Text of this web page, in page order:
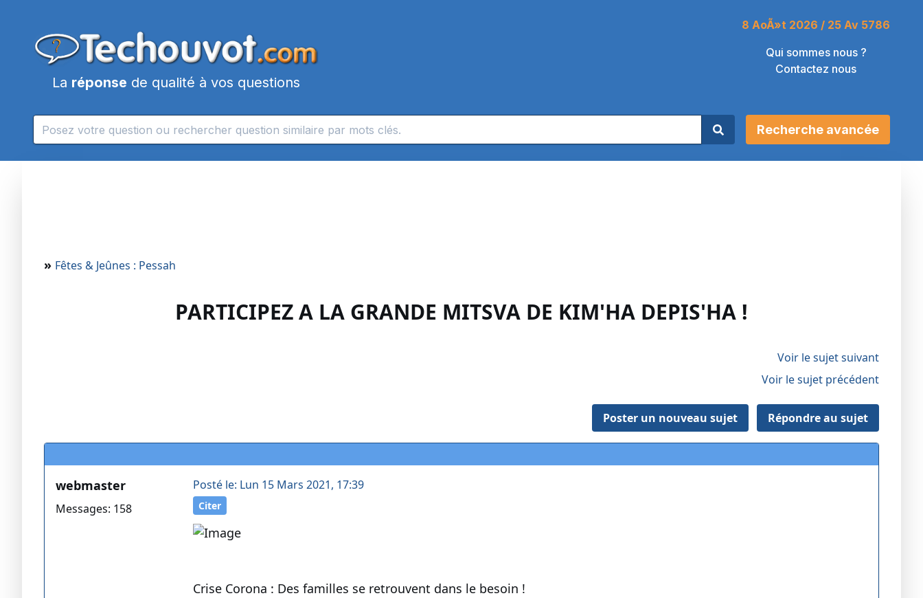
La réponse de qualité à vos questions
8 AoÃ»t 2026 / 25 Av 5786
Qui sommes nous ?
Contactez nous
Recherche avancée
» Fêtes & Jeûnes : Pessah
PARTICIPEZ A LA GRANDE MITSVA DE KIM'HA DEPIS'HA !
Voir le sujet suivant
Voir le sujet précédent
Poster un nouveau sujet Répondre au sujet
webmaster
Messages: 158
Posté le: Lun 15 Mars 2021, 17:39
Citer
Crise Corona : Des familles se retrouvent dans le besoin !